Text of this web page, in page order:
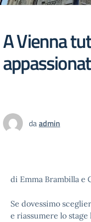
A Vienna
daadmin
di Emma Brambilla e
Se dovessimo
e riassumere lo